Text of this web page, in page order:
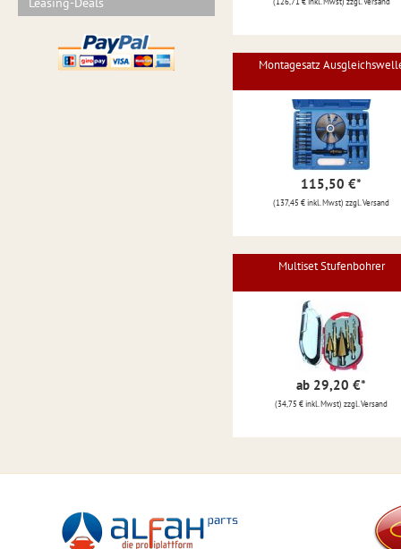
Montagesatz
115,50 €*
(137,45 € inkl. Mwst) zzgl. Versand
Multiset Stufenbohrer
ab 29,20 €*
(34,75 € inkl. Mwst) zzgl. Versand